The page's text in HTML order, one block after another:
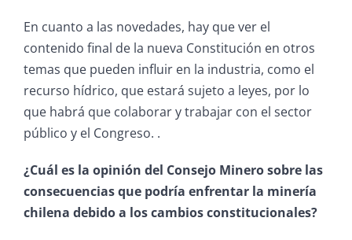
En cuanto a las novedades, hay que ver el
contenido final de la nueva Constitución en otros
temas que pueden influir en la industria, como el
recurso hídrico, que estará sujeto a leyes, por lo
que habrá que colaborar y trabajar con el sector
público y el Congreso. .
¿Cuál es la opinión del Consejo Minero sobre las
consecuencias que podría enfrentar la minería
chilena debido a los cambios constitucionales?